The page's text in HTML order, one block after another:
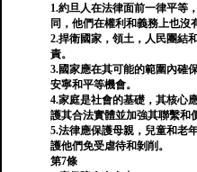
1.約旦人在法律面前一律平等
同，他們在權利和義務上也沒
2.捍衛國家，領土，人民團結
責。
3.國家應在其可能的範圍內確
安寧和平等機會。
4.家庭是社會的基礎，其核心
護其合法實體並加強其聯繫和
5.法律應保護母親，兒童和老
護他們免受虐待和剝削。
第7條